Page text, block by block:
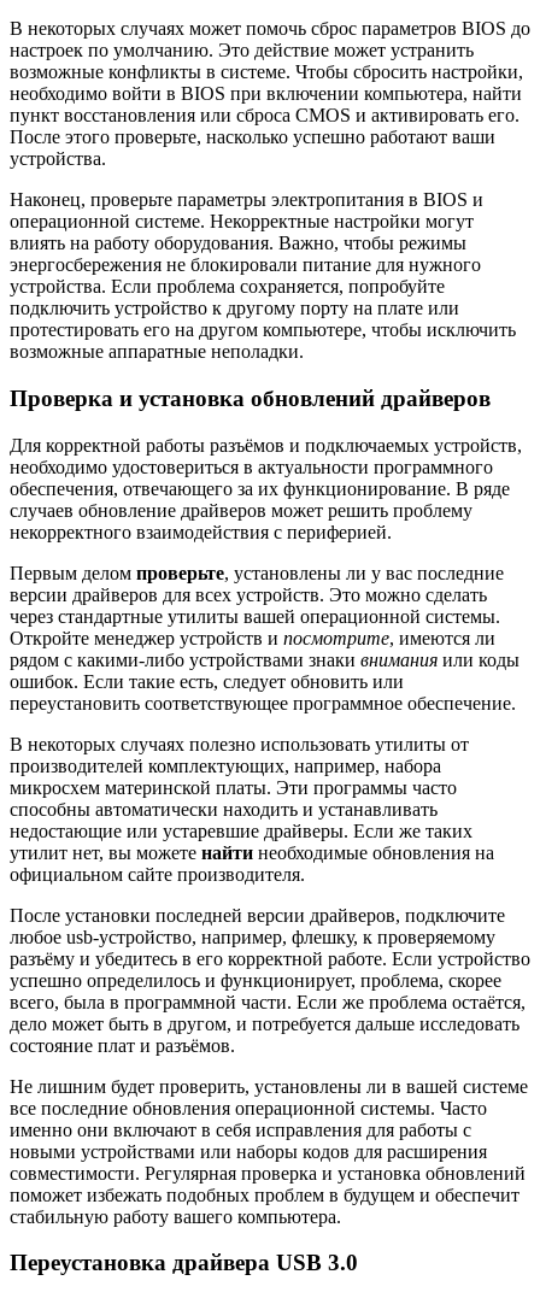
В некоторых случаях может помочь сброс параметров BIOS до
настроек по умолчанию. Это действие может устранить
возможные конфликты в системе. Чтобы сбросить настройки,
необходимо войти в BIOS при включении компьютера, найти
пункт восстановления или сброса CMOS и активировать его.
После этого проверьте, насколько успешно работают ваши
устройства.
Наконец, проверьте параметры электропитания в BIOS и
операционной системе. Некорректные настройки могут
влиять на работу оборудования. Важно, чтобы режимы
энергосбережения не блокировали питание для нужного
устройства. Если проблема сохраняется, попробуйте
подключить устройство к другому порту на плате или
протестировать его на другом компьютере, чтобы исключить
возможные аппаратные неполадки.
Проверка и установка обновлений драйверов
Для корректной работы разъёмов и подключаемых устройств,
необходимо удостовериться в актуальности программного
обеспечения, отвечающего за их функционирование. В ряде
случаев обновление драйверов может решить проблему
некорректного взаимодействия с периферией.
Первым делом проверьте, установлены ли у вас последние
версии драйверов для всех устройств. Это можно сделать
через стандартные утилиты вашей операционной системы.
Откройте менеджер устройств и посмотрите, имеются ли
рядом с какими-либо устройствами знаки внимания или коды
ошибок. Если такие есть, следует обновить или
переустановить соответствующее программное обеспечение.
В некоторых случаях полезно использовать утилиты от
производителей комплектующих, например, набора
микросхем материнской платы. Эти программы часто
способны автоматически находить и устанавливать
недостающие или устаревшие драйверы. Если же таких
утилит нет, вы можете найти необходимые обновления на
официальном сайте производителя.
После установки последней версии драйверов, подключите
любое usb-устройство, например, флешку, к проверяемому
разъёму и убедитесь в его корректной работе. Если устройство
успешно определилось и функционирует, проблема, скорее
всего, была в программной части. Если же проблема остаётся,
дело может быть в другом, и потребуется дальше исследовать
состояние плат и разъёмов.
Не лишним будет проверить, установлены ли в вашей системе
все последние обновления операционной системы. Часто
именно они включают в себя исправления для работы с
новыми устройствами или наборы кодов для расширения
совместимости. Регулярная проверка и установка обновлений
поможет избежать подобных проблем в будущем и обеспечит
стабильную работу вашего компьютера.
Переустановка драйвера USB 3.0